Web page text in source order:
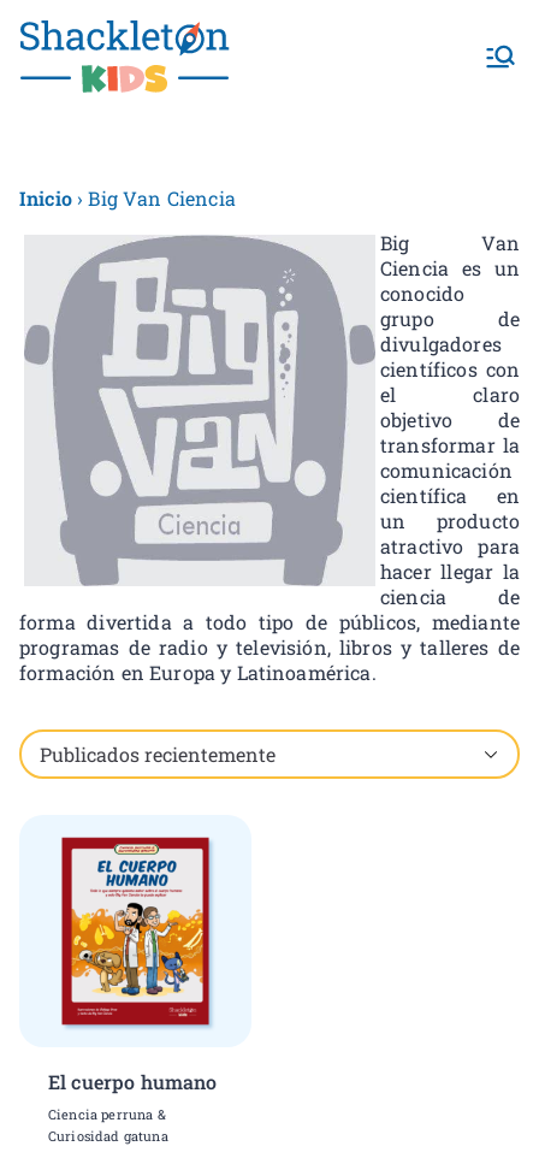
Shackletonk
Inicio› Big Van Ciencia
Big Van
Ciencia es un
conocido
grupo de
divulgadores
científicos con
el claro
objetivo de
transformar la
comunicación
científica en
un producto
atractivo para
hacer llegar la
ciencia de
forma divertida a todo tipo de públicos, mediante
programas de radio y televisión, libros y talleres de
formación en Europa y Latinoamérica.
El cuerpo humano
Ciencia perruna &
Curiosidad gatuna